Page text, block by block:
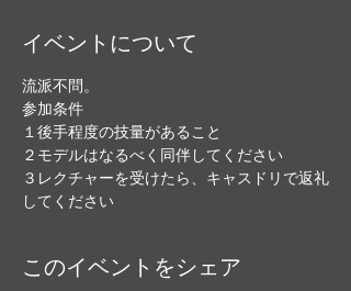
イベントについて
流派不問。
参加条件
１後手程度の技量があること
２モデルはなるべく同伴してください
３レクチャーを受けたら、キャスドリで返礼
してください
このイベントをシェア